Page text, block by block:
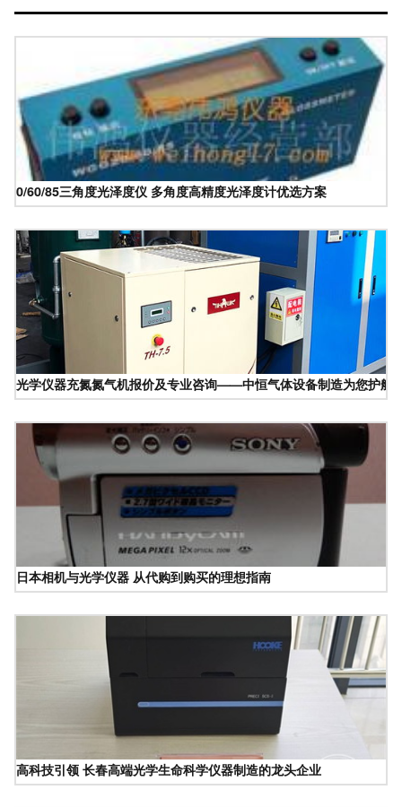
0/60/85三角度光泽度仪 多角度高精度光泽度计优选方案
光学仪器充氮氮气机报价及专业咨询——中恒气体设备制造为您护航
日本相机与光学仪器 从代购到购买的理想指南
高科技引领 长春高端光学生命科学仪器制造的龙头企业